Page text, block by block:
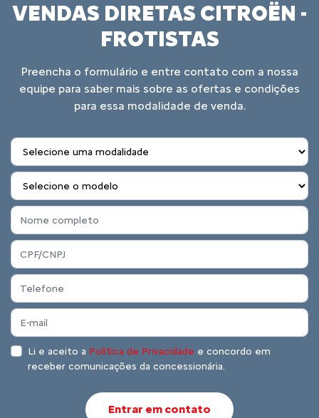
VENDAS DIRETAS CITROËN -
FROTISTAS
Preencha o formulário e entre contato com a nossa
equipe para saber mais sobre as ofertas e condições
para essa modalidade de venda.
Li e aceito a Política de Privacidade e concordo em
receber comunicações da concessionária.
Entrar em contato